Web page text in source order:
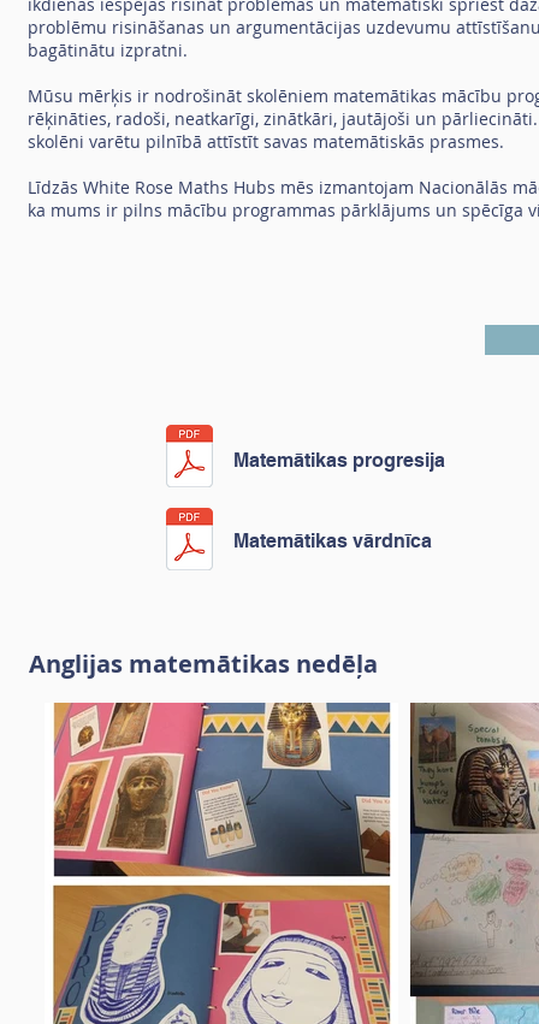
problēmu risināšanas un argumentācijas uzdevumu
bagātinātu izpratni.
Mūsu mērķis ir nodrošināt skolēniem matemātikas mācību
rēķināties, radoši, neatkarīgi, zinātkāri, jautājoši un
skolēni varētu pilnībā attīstīt savas matemātiskās prasmes.
Līdzās White Rose Maths Hubs mēs izmantojam Nacionālās
ka mums ir pilns mācību programmas pārklājums un spēcīga
Matemātikas progresija
Matemātikas vārdnīca
Anglijas matemātikas nedēļa